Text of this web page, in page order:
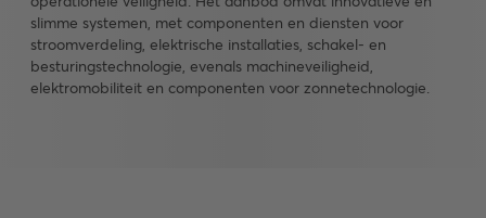
slimme systemen, met componenten en diensten voor
stroomverdeling, elektrische installaties, schakel- en
besturingstechnologie, evenals machineveiligheid,
elektromobiliteit en componenten voor zonnetechnologie.